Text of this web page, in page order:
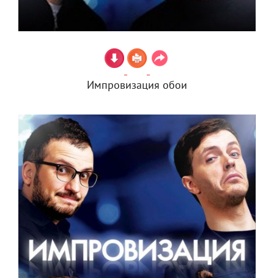
Импровизация обои